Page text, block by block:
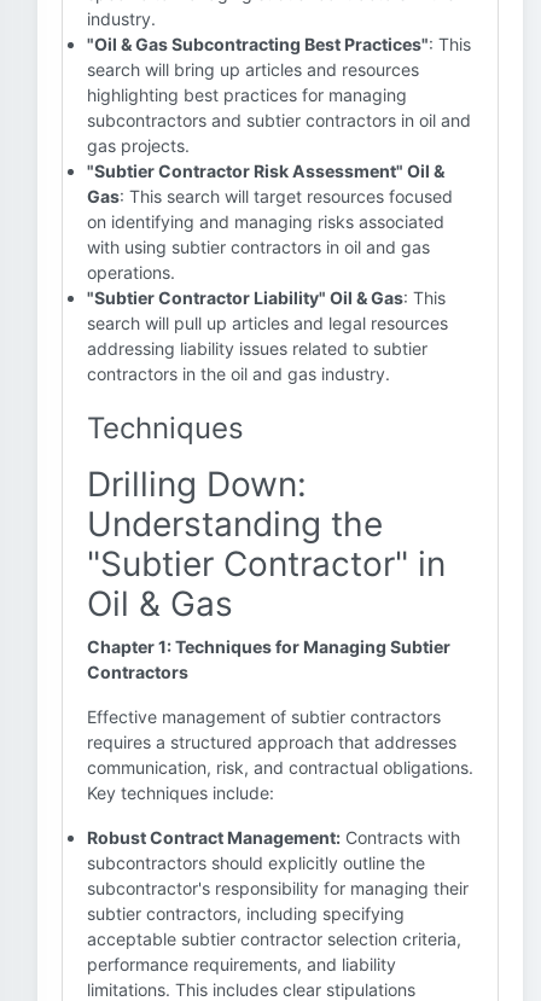
industry.
"Oil & Gas Subcontracting Best Practices": This
search will bring up articles and resources
highlighting best practices for managing
subcontractors and subtier contractors in oil and
gas projects.
"Subtier Contractor Risk Assessment" Oil &
Gas: This search will target resources focused
on identifying and managing risks associated
with using subtier contractors in oil and gas
operations.
"Subtier Contractor Liability" Oil & Gas: This
search will pull up articles and legal resources
addressing liability issues related to subtier
contractors in the oil and gas industry.
Techniques
Drilling Down:
Understanding the
"Subtier Contractor" in
Oil & Gas
Chapter 1: Techniques for Managing Subtier
Contractors
Effective management of subtier contractors
requires a structured approach that addresses
communication, risk, and contractual obligations.
Key techniques include:
Robust Contract Management: Contracts with
subcontractors should explicitly outline the
subcontractor's responsibility for managing their
subtier contractors, including specifying
acceptable subtier contractor selection criteria,
performance requirements, and liability
limitations. This includes clear stipulations